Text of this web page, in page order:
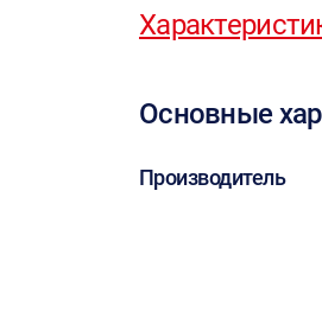
Основные
Производитель